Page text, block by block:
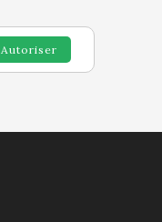
Autoriser